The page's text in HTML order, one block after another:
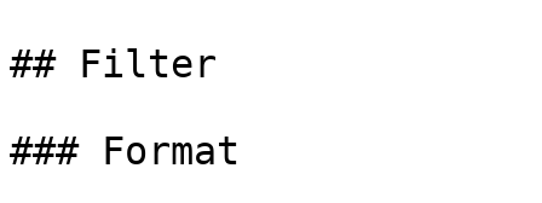
## Filter
### Format